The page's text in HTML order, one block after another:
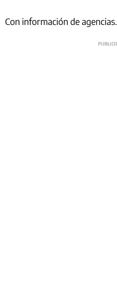
Con información de agencias.